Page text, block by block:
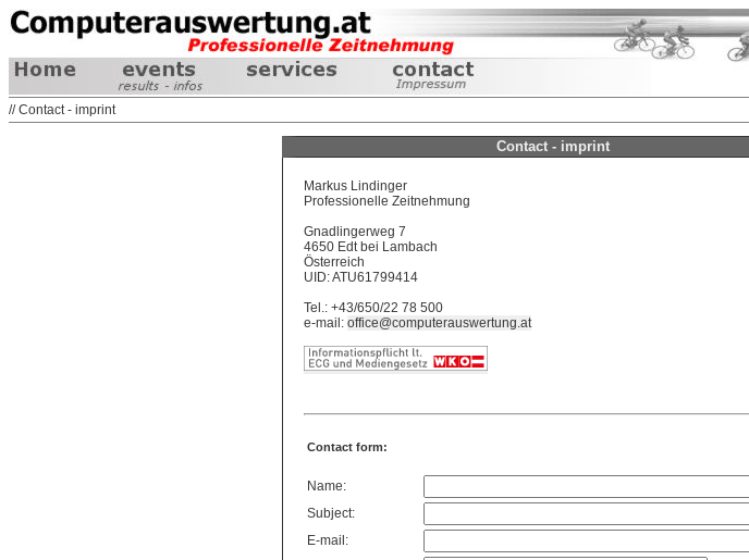
// Contact - imprint
Contact - imprint
Markus Lindinger
Professionelle Zeitnehmung
Gnadlingerweg 7
4650 Edt bei Lambach
Österreich
UID: ATU61799414
Tel.: +43/650/22 78 500
e-mail: office@computerauswertung.at
Contact form:
Name:
Subject:
E-mail: